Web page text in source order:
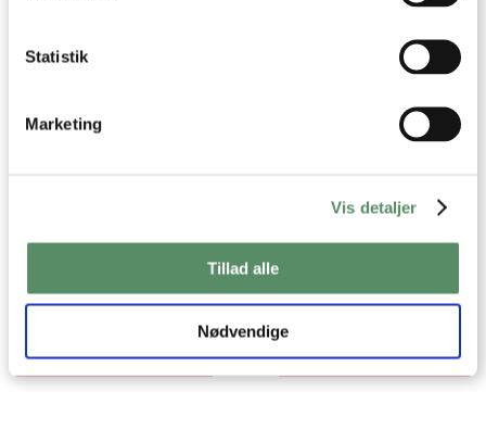
Statistik
Marketing
Vis detaljer
Tillad alle
Nødvendige
Frankrig Rejser